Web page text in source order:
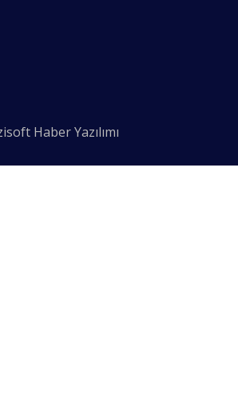
Haber Yazılımı